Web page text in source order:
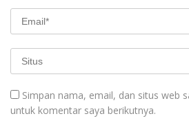
Simpan nama, email, dan situs web
untuk komentar saya berikutnya.